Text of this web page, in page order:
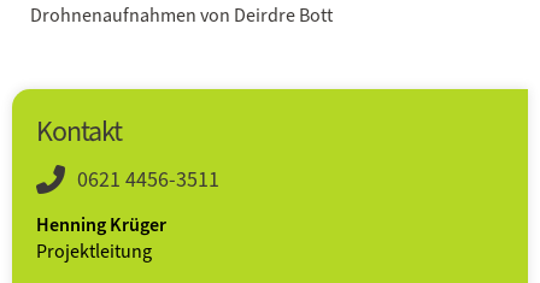
Drohnenaufnahmen von Deirdre Bott
Kontakt
0621 4456-3511
Henning Krüger
Projektleitung